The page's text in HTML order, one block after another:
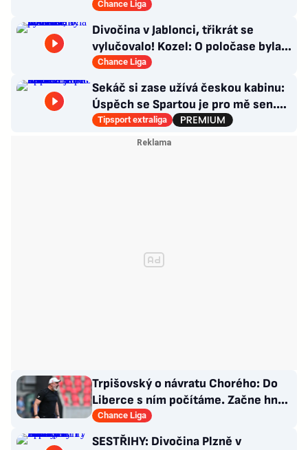
Kašíkovi. Body ale má Sigma
Chance Liga
Divočina v Jablonci, třikrát se
vylučovalo! Kozel: O poločase byla v
kabině bouřka
Chance Liga
Sekáč si zase užívá českou kabinu:
Úspěch se Spartou je pro mě sen.
Divoká léta ho stála NHL
Tipsport extraliga
Trpišovský o návratu Chorého: Do
Liberce s ním počítáme. Začne hned
od začátku?
Chance Liga
SESTŘIHY: Divočina Plzně v